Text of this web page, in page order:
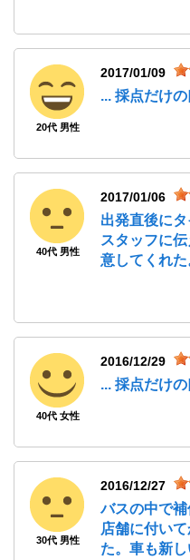
20代 男性
2017/01/09
... 採点だけの
40代 男性
2017/01/06
出発直後に
スタッフに
意してくれた
40代 女性
2016/12/29
... 採点だけの
30代 男性
2016/12/27
バスの中で
店舗に付い
た。車も新